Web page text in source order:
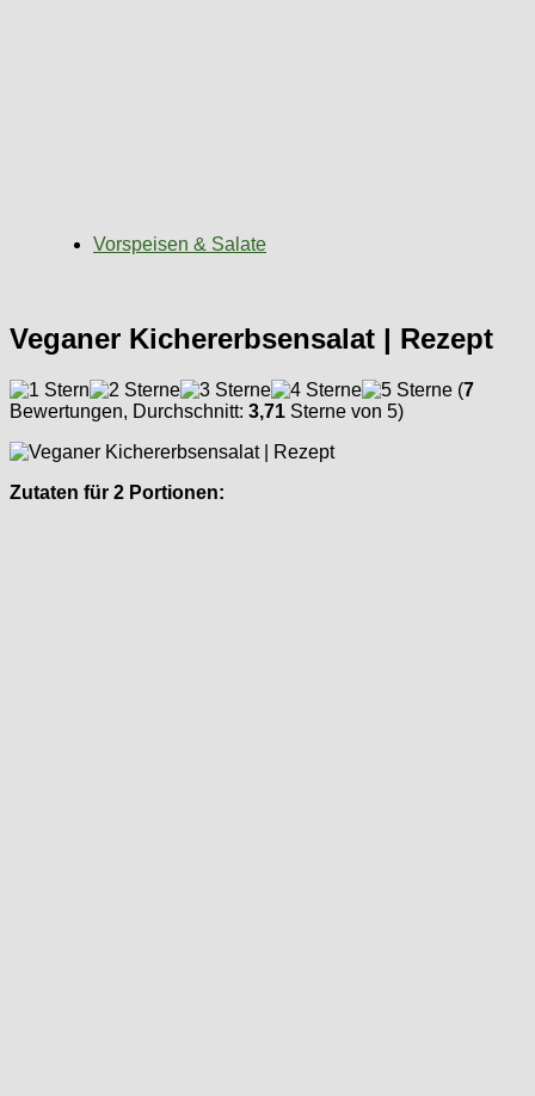
Vorspeisen & Salate
Veganer Kichererbsensalat | Rezept
(7
Bewertungen, Durchschnitt: 3,71 Sterne von 5)
Zutaten für 2 Portionen: